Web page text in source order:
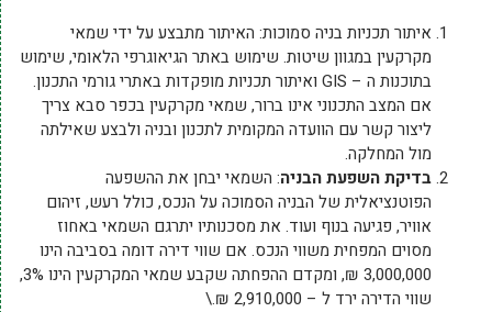
איתור תכניות בניה סמוכות: האיתור מתבצע על ידי שמאי
מקרקעין במגוון שיטות. שימוש באתר הגיאוגרפי הלאומי, שימוש
בתוכנות ה – GIS ואיתור תכניות מופקדות באתרי גורמי התכנון.
אם המצב התכנוני אינו ברור, שמאי מקרקעין בכפר סבא צריך
ליצור קשר עם הוועדה המקומית לתכנון ובניה ולבצע שאילתה
מול המחלקה.
בדיקת השפעת הבניה: השמאי יבחן את ההשפעה
הפוטנציאלית של הבניה הסמוכה על הנכס, כולל רעש, זיהום
אוויר, פגיעה בנוף ועוד. את מסכנותיו יתרגם השמאי באחוז
מסוים המפחית משווי הנכס. אם שווי דירה דומה בסביבה הינו
3,000,000 ₪, ומקדם ההפחתה שקבע שמאי המקרקעין הינו 3%,
שווי הדירה ירד ל – 2,910,000 ₪.\